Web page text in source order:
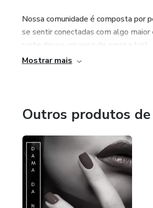
Nossa comunidade é composta por
se sentir conectadas com algo
parte desse universo de amor e luz!
Mostrar mais
Outros produtos